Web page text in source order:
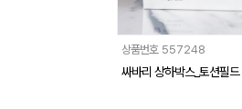
상품번호 557248
싸바리 상하박스_토션필드